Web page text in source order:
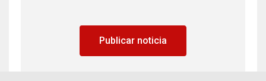
Publicar noticia